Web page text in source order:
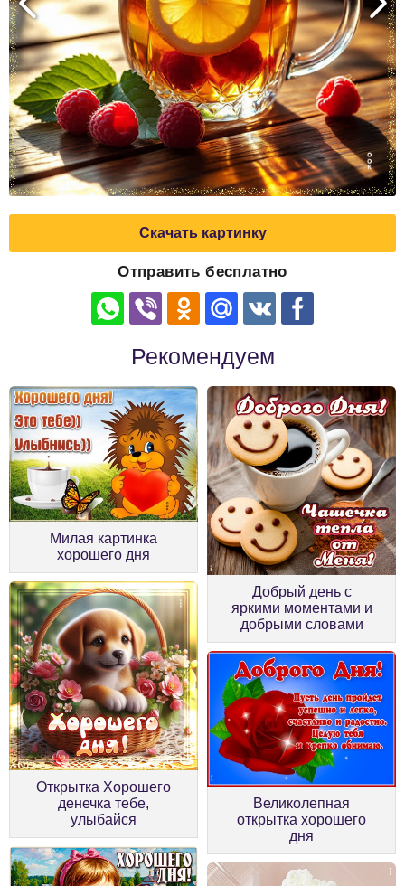
Скачать картинку
Отправить бесплатно
Рекомендуем
Милая картинка
хорошего дня
Добрый день с
яркими моментами и
добрыми словами
Открытка Хорошего
денечка тебе,
улыбайся
Великолепная
открытка хорошего
дня